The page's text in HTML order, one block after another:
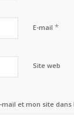
E-mail *
Site web
et mon site